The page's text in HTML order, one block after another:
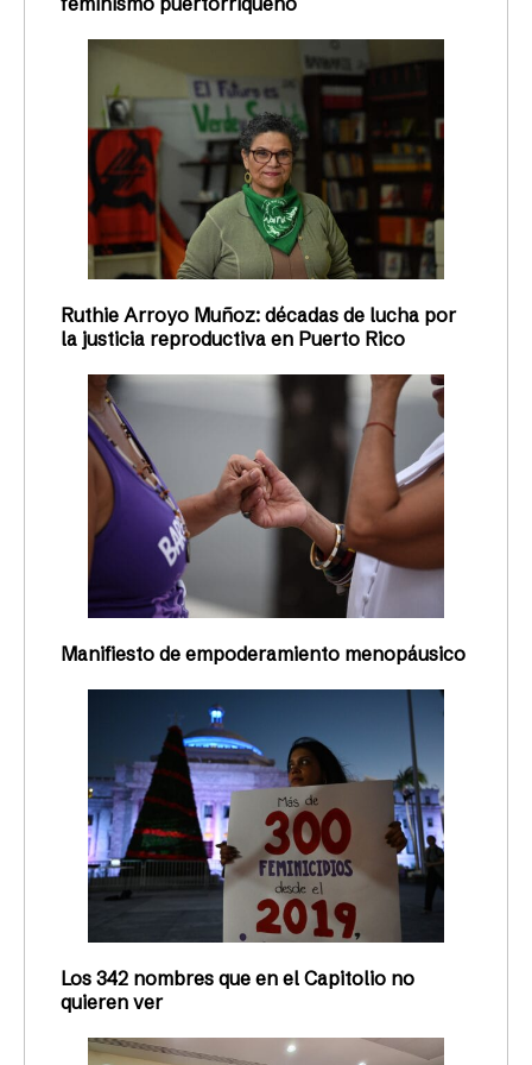
Ruthie Arroyo Muñoz: décadas de lucha por
la justicia reproductiva en Puerto Rico
Manifiesto de empoderamiento menopáusico
Los 342 nombres que en el Capitolio no
quieren ver